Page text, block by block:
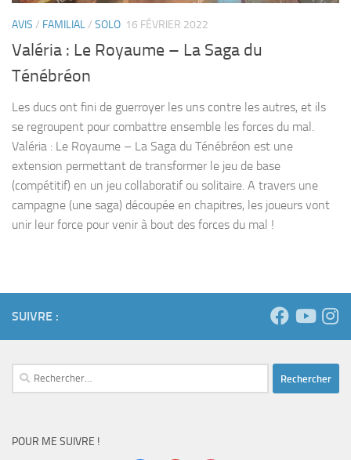
AVIS / FAMILIAL/ SOLO 16 FÉVRIER 2022
Valéria : Le Royaume – La Saga du
Ténébréon
Les ducs ont fini de guerroyer les uns contre les autres, et ils
se regroupent pour combattre ensemble les forces du mal.
Valéria : Le Royaume – La Saga du Ténébréon est une
extension permettant de transformer le jeu de base
(compétitif) en un jeu collaboratif ou solitaire. A travers une
campagne (une saga) découpée en chapitres, les joueurs vont
unir leur force pour venir à bout des forces du mal !
SUIVRE :
Rechercher :
POUR ME SUIVRE !